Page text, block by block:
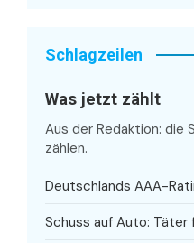
Schlagzeilen
Was jetzt zählt
Aus der Redaktion: die
zählen.
Deutschlands AAA-
Schuss auf Auto: Täter